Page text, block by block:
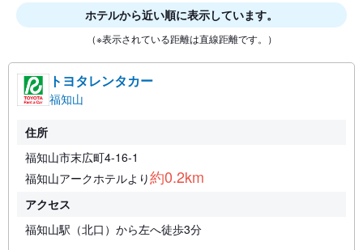
ホテルから近い順に表示しています。
（※表示されている距離は直線距離です。）
トヨタレンタカー
福知山
住所
福知山市末広町4-16-1
福知山アークホテルより約0.2km
アクセス
福知山駅（北口）から左へ徒歩3分